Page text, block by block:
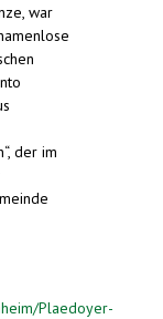
war
der im
Plaedoyer-